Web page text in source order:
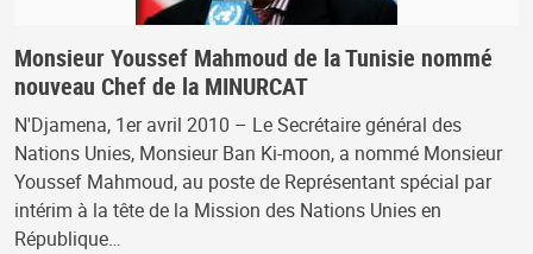
Monsieur Youssef Mahmoud de la Tunisie nommé
nouveau Chef de la MINURCAT
N'Djamena, 1er avril 2010 – Le Secrétaire général des
Nations Unies, Monsieur Ban Ki-moon, a nommé Monsieur
Youssef Mahmoud, au poste de Représentant spécial par
intérim à la tête de la Mission des Nations Unies en
République…